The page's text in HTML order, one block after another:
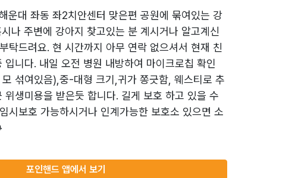
운대 좌동 좌2치안센터 맞은편 공원에 묶여있는 강
나 주변에 강아지 찾고있는 분 계시거나 알고계신
탁드려요. 현 시간까지 아무 연락 없으셔서 현재 친
입니다. 내일 오전 병원 내방하여 마이크로칩 확인
섞여있음),중-대형 크기,귀가 쫑긋함, 웨스티로 추
위생미용을 받은듯 합니다. 길게 보호 하고 있을 수
시보호 가능하시거나 인계가능한 보호소 있으면 소
포인핸드 앱에서 보기